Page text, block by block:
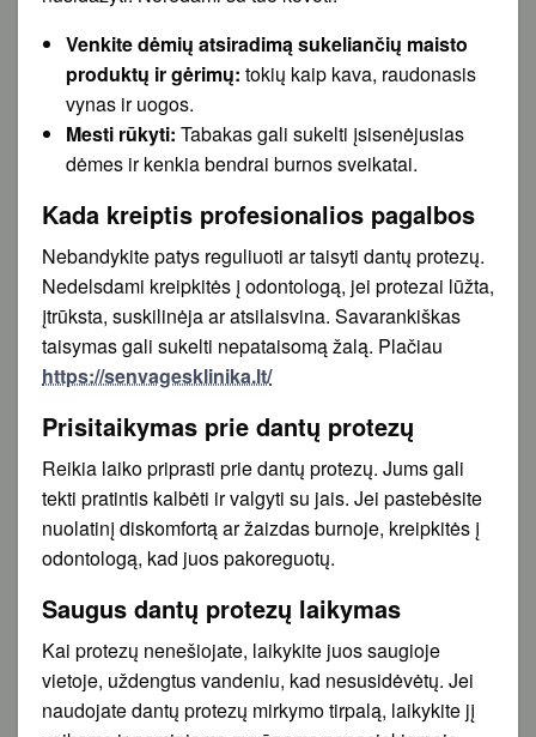
Venkite dėmių atsiradimą sukeliančių maisto
produktų ir gėrimų: tokių kaip kava, raudonasis
vynas ir uogos.
Mesti rūkyti: Tabakas gali sukelti įsisenėjusias
dėmes ir kenkia bendrai burnos sveikatai.
Kada kreiptis profesionalios pagalbos
Nebandykite patys reguliuoti ar taisyti dantų protezų.
Nedelsdami kreipkitės į odontologą, jei protezai lūžta,
įtrūksta, suskilinėja ar atsilaisvina. Savarankiškas
taisymas gali sukelti nepataisomą žalą. Plačiau
https://senvagesklinika.lt/
Prisitaikymas prie dantų protezų
Reikia laiko priprasti prie dantų protezų. Jums gali
tekti pratintis kalbėti ir valgyti su jais. Jei pastebėsite
nuolatinį diskomfortą ar žaizdas burnoje, kreipkitės į
odontologą, kad juos pakoreguotų.
Saugus dantų protezų laikymas
Kai protezų nenešiojate, laikykite juos saugioje
vietoje, uždengtus vandeniu, kad nesusidėvėtų. Jei
naudojate dantų protezų mirkymo tirpalą, laikykite jį